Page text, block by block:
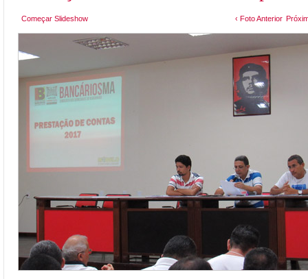
Começar Slideshow ‹ Foto Anterior